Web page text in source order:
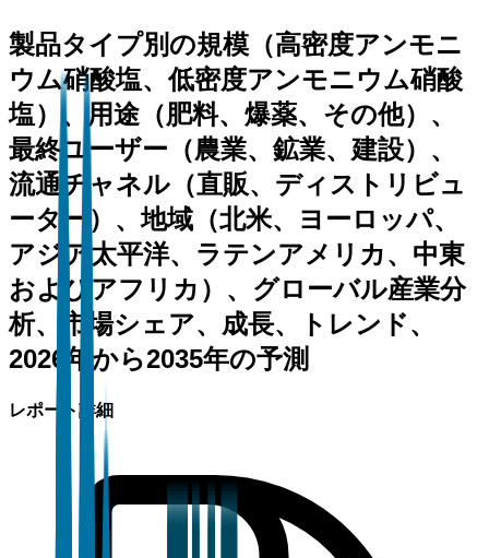
製品タイプ別の規模（高密度アンモニ
ウム硝酸塩、低密度アンモニウム硝酸
塩）、用途（肥料、爆薬、その他）、
最終ユーザー（農業、鉱業、建設）、
流通チャネル（直販、ディストリビュ
ーター）、地域（北米、ヨーロッパ、
アジア太平洋、ラテンアメリカ、中東
およびアフリカ）、グローバル産業分
析、市場シェア、成長、トレンド、
2026年から2035年の予測
レポート詳細